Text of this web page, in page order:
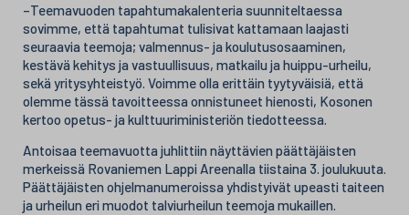
–Teemavuoden tapahtumakalenteria suunniteltaessa
sovimme, että tapahtumat tulisivat kattamaan laajasti
seuraavia teemoja; valmennus- ja koulutusosaaminen,
kestävä kehitys ja vastuullisuus, matkailu ja huippu-urheilu,
sekä yritysyhteistyö. Voimme olla erittäin tyytyväisiä, että
olemme tässä tavoitteessa onnistuneet hienosti, Kosonen
kertoo opetus- ja kulttuuriministeriön tiedotteessa.
Antoisaa teemavuotta juhlittiin näyttävien päättäjäisten
merkeissä Rovaniemen Lappi Areenalla tiistaina 3. joulukuuta.
Päättäjäisten ohjelmanumeroissa yhdistyivät upeasti taiteen
ja urheilun eri muodot talviurheilun teemoja mukaillen.